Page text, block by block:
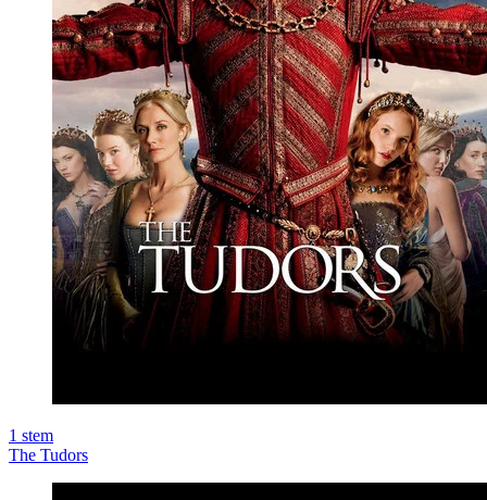
1 stem
The Tudors